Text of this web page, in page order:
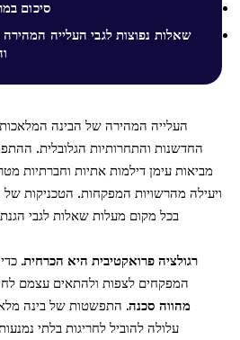
סיכום
שאלות נפוצות לגבי העלייה
העלייה המהירה של הבינה
החדשנות והתחרותיות הגלובלית.
מביאות עימן דילמות אתיות וחברתיות
ויעילה מהרשויות המפקחות. הטכניקות
בכל מקום מעלות שאלות לגבי
רגולציה פרואקטיבית היא הכרחית.
המפקחים לצפות ולהתאים עצמם
מהווה סכנה. התפשטות של בינה
עלולה להוביל לחריגות בלתי